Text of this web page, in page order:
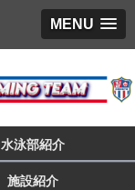
MENU
水泳部紹介
施設紹介